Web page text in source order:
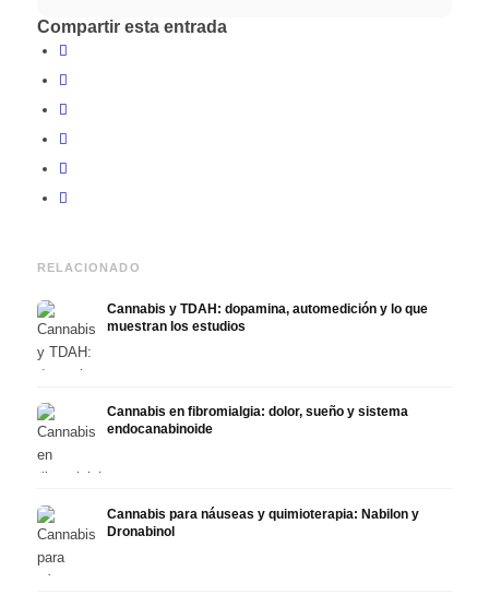
Compartir esta entrada
RELACIONADO
Cannabis y TDAH: dopamina, automedición y lo que
muestran los estudios
Cannabis en fibromialgia: dolor, sueño y sistema
endocanabinoide
Cannabis para náuseas y quimioterapia: Nabilon y
Dronabinol